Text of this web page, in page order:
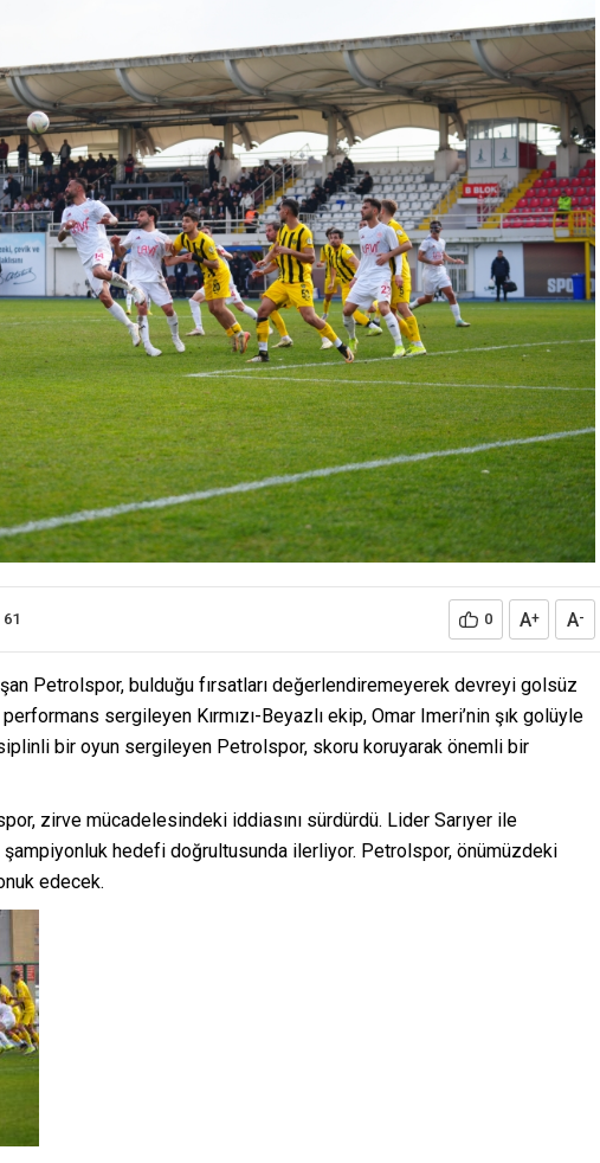
61 0 A+ A-
Petrolspor, bulduğu fırsatları değerlendiremeyerek devreyi golsüz
sergileyen Kırmızı-Beyazlı ekip, Omar Imeri’nin şık golüyle
bir oyun sergileyen Petrolspor, skoru koruyarak önemli bir
zirve mücadelesindeki iddiasını sürdürdü. Lider Sarıyer ile
şampiyonluk hedefi doğrultusunda ilerliyor. Petrolspor, önümüzdeki
edecek.